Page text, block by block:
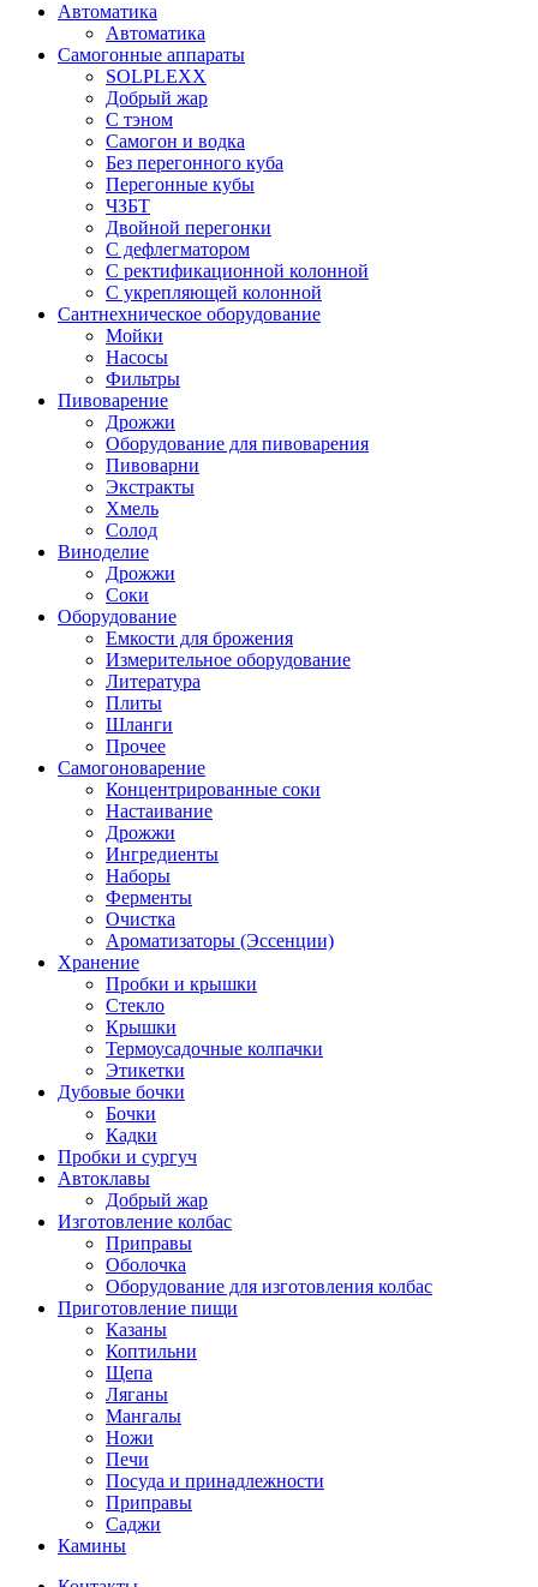
Автоматика
Автоматика
Самогонные аппараты
SOLPLEXX
Добрый жар
С тэном
Самогон и водка
Без перегонного куба
Перегонные кубы
ЧЗБТ
Двойной перегонки
С дефлегматором
С ректификационной колонной
С укрепляющей колонной
Сантнехническое оборудование
Мойки
Насосы
Фильтры
Пивоварение
Дрожжи
Оборудование для пивоварения
Пивоварни
Экстракты
Хмель
Солод
Виноделие
Дрожжи
Соки
Оборудование
Емкости для брожения
Измерительное оборудование
Литература
Плиты
Шланги
Прочее
Самогоноварение
Концентрированные соки
Настаивание
Дрожжи
Ингредиенты
Наборы
Ферменты
Очистка
Ароматизаторы (Эссенции)
Хранение
Пробки и крышки
Стекло
Крышки
Термоусадочные колпачки
Этикетки
Дубовые бочки
Бочки
Кадки
Пробки и сургуч
Автоклавы
Добрый жар
Изготовление колбас
Приправы
Оболочка
Оборудование для изготовления колбас
Приготовление пищи
Казаны
Коптильни
Щепа
Ляганы
Мангалы
Ножи
Печи
Посуда и принадлежности
Приправы
Саджи
Камины